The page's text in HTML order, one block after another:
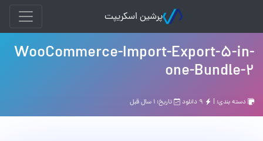
پرشین اسکریپت
WooCommerce-Import-Export-5-in-
one-Bundle-2
دسته بندی: | تاریخ: ۱ سال قبل